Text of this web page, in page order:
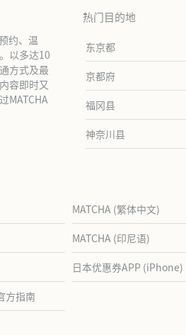
约、温
以多达10
方式及最
容即时又
MATCHA
热门目的地
东京都
京都府
福冈县
神奈川县
MATCHA (繁体中文)
MATCHA (印尼语)
日本优惠券APP (iPhone)
方指南